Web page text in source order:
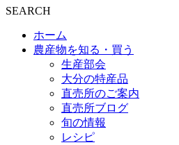
SEARCH
ホーム
農産物を知る・買う
生産部会
大分の特産品
直売所のご案内
直売所ブログ
旬の情報
レシピ